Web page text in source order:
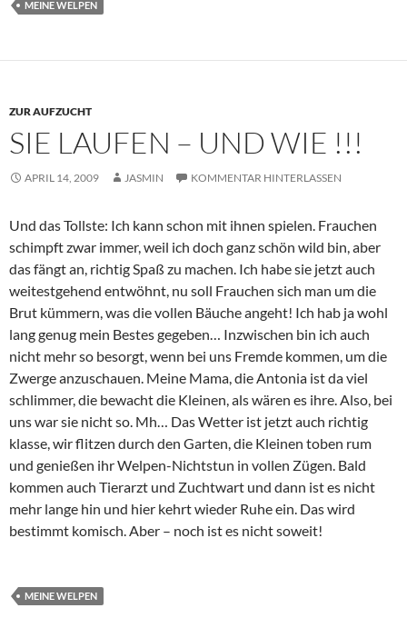
MEINE WELPEN
ZUR AUFZUCHT
SIE LAUFEN – UND WIE !!!
APRIL 14, 2009 JASMIN KOMMENTAR HINTERLASSEN
Und das Tollste: Ich kann schon mit ihnen spielen. Frauchen
schimpft zwar immer, weil ich doch ganz schön wild bin, aber
das fängt an, richtig Spaß zu machen. Ich habe sie jetzt auch
weitestgehend entwöhnt, nu soll Frauchen sich man um die
Brut kümmern, was die vollen Bäuche angeht! Ich hab ja wohl
lang genug mein Bestes gegeben… Inzwischen bin ich auch
nicht mehr so besorgt, wenn bei uns Fremde kommen, um die
Zwerge anzuschauen. Meine Mama, die Antonia ist da viel
schlimmer, die bewacht die Kleinen, als wären es ihre. Also, bei
uns war sie nicht so. Mh… Das Wetter ist jetzt auch richtig
klasse, wir flitzen durch den Garten, die Kleinen toben rum
und genießen ihr Welpen-Nichtstun in vollen Zügen. Bald
kommen auch Tierarzt und Zuchtwart und dann ist es nicht
mehr lange hin und hier kehrt wieder Ruhe ein. Das wird
bestimmt komisch. Aber – noch ist es nicht soweit!
MEINE WELPEN